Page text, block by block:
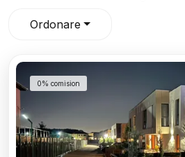
Ordonare
0% comision